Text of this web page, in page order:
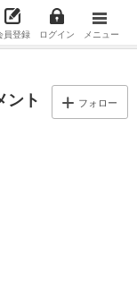
員登録 ログイン メニュー
ント
フォロー